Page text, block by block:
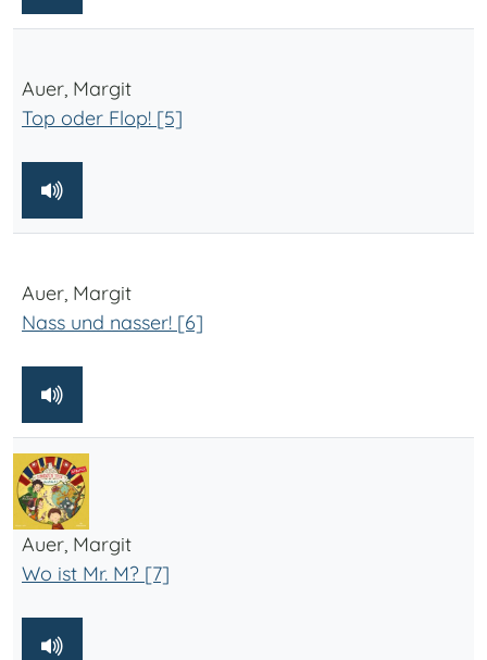
Auer, Margit
Top oder Flop! [5]
Auer, Margit
Nass und nasser! [6]
Auer, Margit
Wo ist Mr. M? [7]